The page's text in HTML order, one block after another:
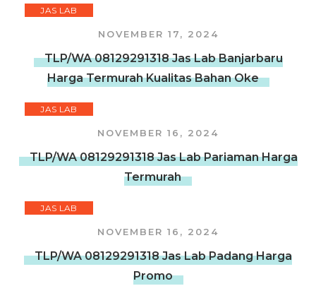
JAS LAB
NOVEMBER 17, 2024
TLP/WA 08129291318 Jas Lab Banjarbaru
Harga Termurah Kualitas Bahan Oke
JAS LAB
NOVEMBER 16, 2024
TLP/WA 08129291318 Jas Lab Pariaman Harga
Termurah
JAS LAB
NOVEMBER 16, 2024
TLP/WA 08129291318 Jas Lab Padang Harga
Promo